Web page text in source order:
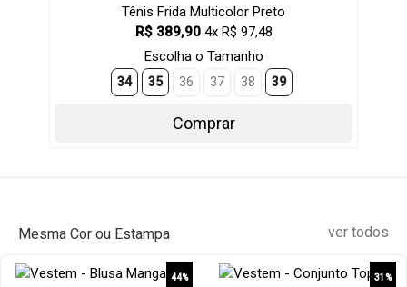
Tênis Frida Multicolor Preto
R$ 389,90 4x R$ 97,48
Escolha o Tamanho
34 35 36 37 38 39
Comprar
Mesma Cor ou Estampa ver todos
44% 31%